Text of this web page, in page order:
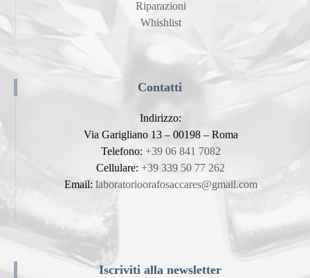
Riparazioni
Whishlist
Contatti
Indirizzo:
Via Garigliano 13 – 00198 – Roma
Telefono: +39 06 841 7082
Cellulare: +39 339 50 77 262
Email: laboratorioorafosaccares@gmail.com
Iscriviti alla newsletter